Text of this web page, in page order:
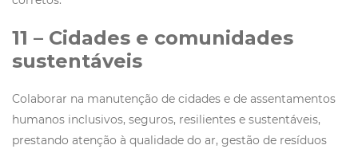
11 – Cidades e comunidades
sustentáveis
Colaborar na manutenção de cidades e de assentamentos
humanos inclusivos, seguros, resilientes e sustentáveis,
prestando atenção à qualidade do ar, gestão de resíduos